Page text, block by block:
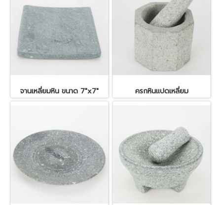
จานเหลี่ยมหิน ขนาด 7"x7" ครกหินแปดเหลี่ยม